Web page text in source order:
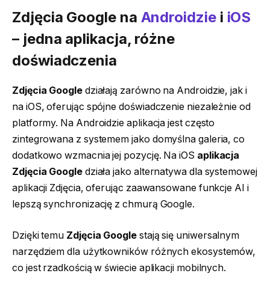
Zdjęcia Google na Androidziei iOS
– jedna aplikacja, różne
doświadczenia
Zdjęcia Googledziałają zarówno na Androidzie, jak i
na iOS, oferując spójne doświadczenie niezależnie od
platformy. Na Androidzie aplikacja jest często
zintegrowana z systemem jako domyślna galeria, co
dodatkowo wzmacnia jej pozycję. Na iOS aplikacja
Zdjęcia Googledziała jako alternatywa dla systemowej
aplikacji Zdjęcia, oferując zaawansowane funkcje AI i
lepszą synchronizację z chmurą Google.
Dzięki temu Zdjęcia Googlestają się uniwersalnym
narzędziem dla użytkowników różnych ekosystemów,
co jest rzadkością w świecie aplikacji mobilnych.